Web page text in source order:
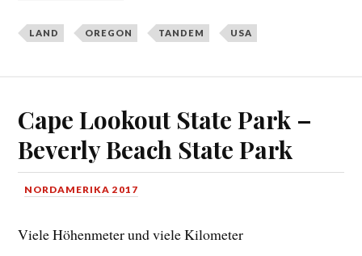
LAND OREGON TANDEM USA
Cape Lookout State Park –
Beverly Beach State Park
NORDAMERIKA 2017
Viele Höhenmeter und viele Kilometer